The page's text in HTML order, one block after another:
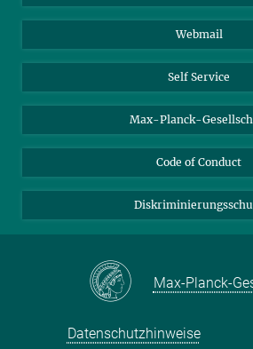
Biomolekulare Systeme
Kolloidchemie
Nachhaltige und Bio-inspirierte
Webmail
Self Service
Max-Planck-
Code of Conduct
Max-Planck-
Datenschutzhinweise